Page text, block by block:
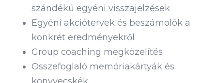
szándékú egyéni visszajelzések
Egyéni akciótervek és beszámolók a
konkrét eredményekről
Group coaching megközelítés
Összefoglaló memóriakártyák és